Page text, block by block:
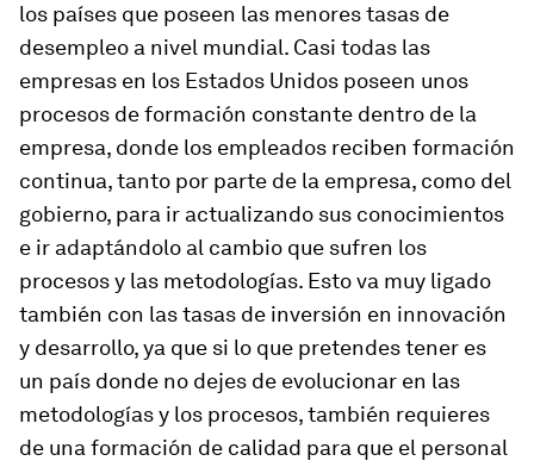
los países que poseen las menores tasas de
desempleo a nivel mundial. Casi todas las
empresas en los Estados Unidos poseen unos
procesos de formación constante dentro de la
empresa, donde los empleados reciben formación
continua, tanto por parte de la empresa, como del
gobierno, para ir actualizando sus conocimientos
e ir adaptándolo al cambio que sufren los
procesos y las metodologías. Esto va muy ligado
también con las tasas de inversión en innovación
y desarrollo, ya que si lo que pretendes tener es
un país donde no dejes de evolucionar en las
metodologías y los procesos, también requieres
de una formación de calidad para que el personal